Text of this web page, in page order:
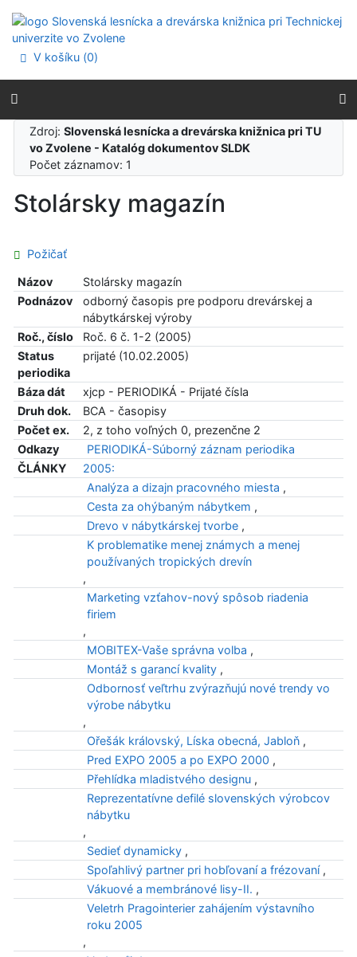
Prejsť na menu
Prehlásenie o webovej prístupnosti
V košíku (0)
Zdroj:Slovenská lesnícka a drevárska knižnica pri TU
vo Zvolene - Katalóg dokumentov SLDK
Počet záznamov: 1
Stolársky magazín
Požičať
Názov
Stolársky magazín
Podnázov
odborný časopis pre podporu drevárskej a
nábytkárskej výroby
Roč., číslo
Roč. 6 č. 1-2 (2005)
Status
periodika
prijaté (10.02.2005)
Báza dát
xjcp - PERIODIKÁ - Prijaté čísla
Druh dok.
BCA - časopisy
Počet ex.
2, z toho voľných 0, prezenčne 2
Odkazy
PERIODIKÁ-Súborný záznam periodika
ČLÁNKY
2005:
Analýza a dizajn pracovného miesta ,
Cesta za ohýbaným nábytkem ,
Drevo v nábytkárskej tvorbe ,
K problematike menej známych a menej
používaných tropických drevín
,
Marketing vzťahov-nový spôsob riadenia
firiem
,
MOBITEX-Vaše správna volba ,
Montáž s garancí kvality ,
Odbornosť veľtrhu zvýrazňujú nové trendy vo
výrobe nábytku
,
Ořešák královský, Líska obecná, Jabloň ,
Pred EXPO 2005 a po EXPO 2000 ,
Přehlídka mladistvého designu ,
Reprezentatívne defilé slovenských výrobcov
nábytku
,
Sedieť dynamicky ,
Spoľahlivý partner pri hobľovaní a frézovaní ,
Vákuové a membránové lisy-II. ,
Veletrh Pragointerier zahájením výstavního
roku 2005
,